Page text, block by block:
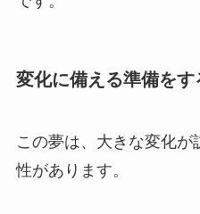
変化に備える準備をす
この夢は、大きな変化
性があります。